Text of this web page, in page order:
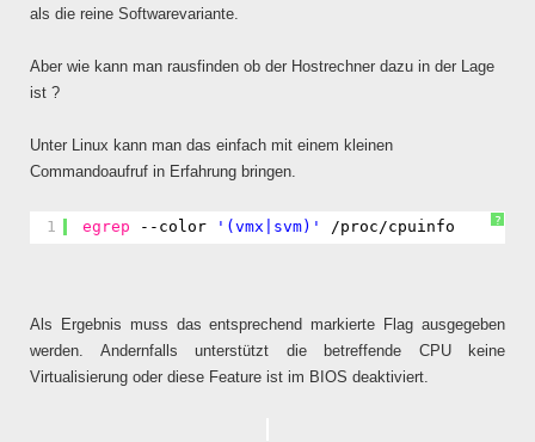
als die reine Softwarevariante.
Aber wie kann man rausfinden ob der Hostrechner dazu in der Lage
ist ?
Unter Linux kann man das einfach mit einem kleinen
Commandoaufruf in Erfahrung bringen.
?
1 egrep --color '(vmx|svm)' /proc/cpuinfo
Als Ergebnis muss das entsprechend markierte Flag ausgegeben
werden. Andernfalls unterstützt die betreffende CPU keine
Virtualisierung oder diese Feature ist im BIOS deaktiviert.